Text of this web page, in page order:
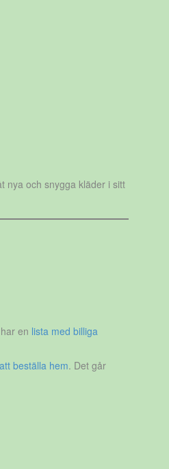
nya och snygga kläder i sitt
en lista med billiga
beställa hem. Det går